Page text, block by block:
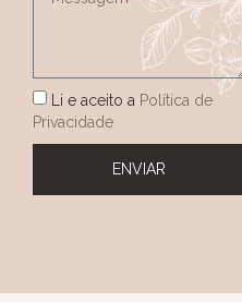
Li e aceito a Política de
Privacidade
ENVIAR